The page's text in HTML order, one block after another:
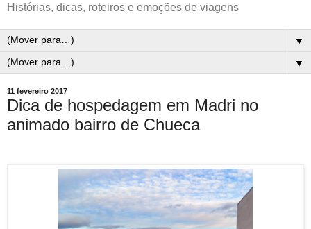
Histórias, dicas, roteiros e emoções de viagens
▼
▼
11 fevereiro 2017
Dica de hospedagem em Madri no
animado bairro de Chueca